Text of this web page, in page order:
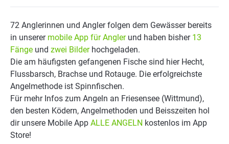
72 Anglerinnen und Angler folgen dem Gewässer bereits
in unserer mobile App für Anglerund haben bisher 13
Fänge und zwei Bilderhochgeladen.
Die am häufigsten gefangenen Fische sind hier Hecht,
Flussbarsch, Brachse und Rotauge. Die erfolgreichste
Angelmethode ist Spinnfischen.
Für mehr Infos zum Angeln an Friesensee (Wittmund),
den besten Ködern, Angelmethoden und Beisszeiten hol
dir unsere Mobile App ALLE ANGELN kostenlos im App
Store!